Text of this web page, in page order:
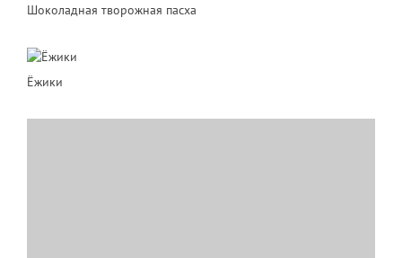
Шоколадная творожная пасха
Ёжики